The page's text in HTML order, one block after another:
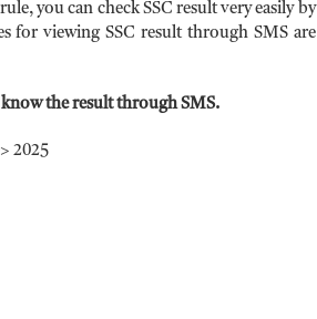
you can check SSC result very easily by
for viewing SSC result through SMS are
the result through SMS.
2025